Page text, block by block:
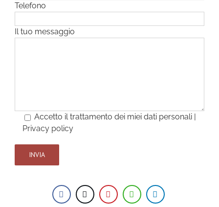
Telefono
Il tuo messaggio
Accetto il trattamento dei miei dati personali |
Privacy policy